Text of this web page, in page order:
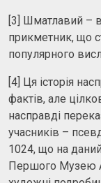
[3] Шматлавий –
прикметник, що
популярного
[4] Ця історія
фактів, але
насправді
учасників –
1024, що на
Першого Музею